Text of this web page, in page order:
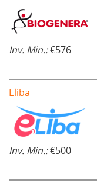
Inv. Min.:€576
Eliba
Inv. Min.:€500